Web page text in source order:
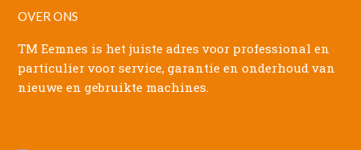
OVER ONS
TM Eemnes is het juiste adres voor professional en
particulier voor service, garantie en onderhoud van
nieuwe en gebruikte machines.